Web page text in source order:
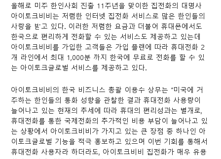
올해로 미주 한인사회 진출 11주년을 맞이한 집전화의 대명사
아이토크비비는 저렴한 인터넷 집전화 서비스로 많은 한인들의
사랑을 받고 있다. 이러한 저렴한 요금과 더불어 휴대폰에서도
한국으로 편리하게 전화할 수 있는 서비스도 제공하고 있는데
아이토크비비를 가입한 고객들은 가입 플랜에 따라 휴대전화 2
개 라인에서 최대 1,000분 까지 한국에 무료로 전화를 할 수 있
는 아이토크글로벌 서비스를 제공하고 있다.
아이토크비비의 한국 비즈니스 총괄 이용수 상무는 “미국에 거
주하는 한인들의 통화 성향을 관찰한 결과 휴대전화 사용량이
늘어나고 있는 현재의 추세에 따라 휴대의 편리성과는 별개로,
휴대전화를 통한 국제전화의 추가적인 비용 부담이 늘어나고 있
는 상황에서 아이토크비비가 가지고 있는 큰 장점 중 하나인 아
이토크글로벌 기능을 적극 홍보하고 있으며 이번 기회를 통해서
휴대전화 사용자라 하더라도, 아이토크비비 집전화가 매우 유용